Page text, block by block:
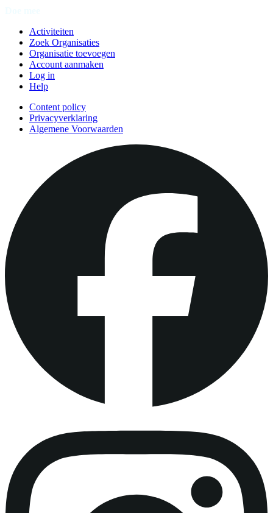
Activiteiten
Zoek Organisaties
Organisatie toevoegen
Account aanmaken
Log in
Help
Content policy
Privacyverklaring
Algemene Voorwaarden